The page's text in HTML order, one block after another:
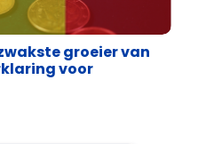
groeier van
voor